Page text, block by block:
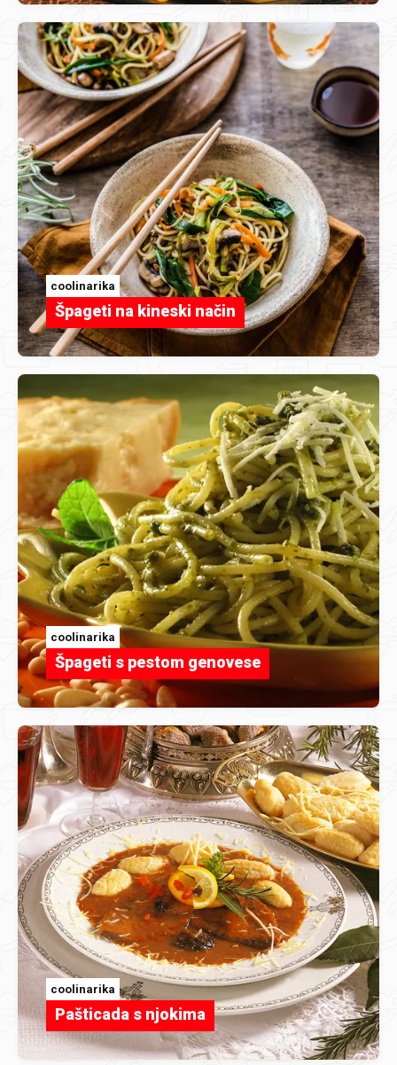
coolinarika
Špageti na kineski način
coolinarika
Špageti s pestom genovese
coolinarika
Pašticada s njokima